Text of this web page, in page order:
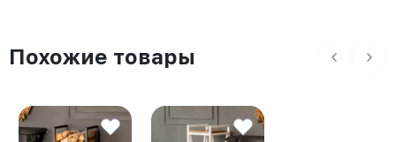
Похожие товары